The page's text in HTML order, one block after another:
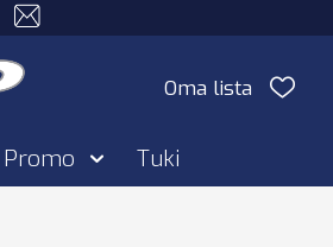
Oma lista
Promo Tuki